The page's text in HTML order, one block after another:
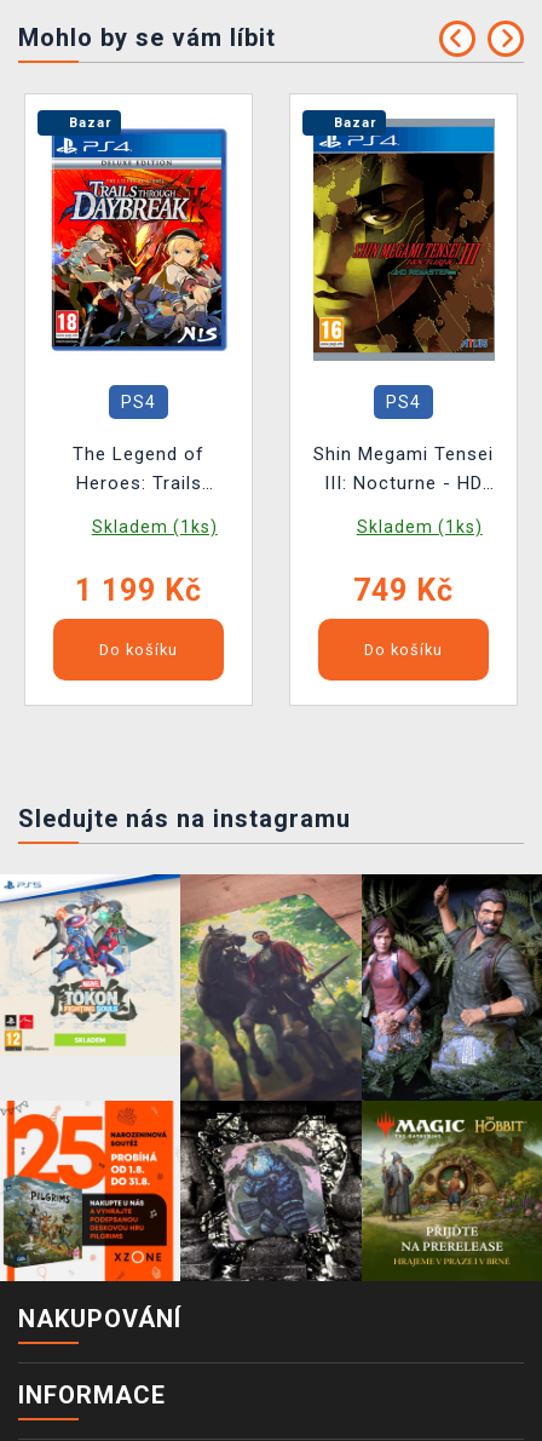
Mohlo by se vám líbit
Bazar
PS4
The Legend of
Heroes: Trails
Deluxe Edition BAZAR
Skladem (1ks)
1 199 Kč
Do košíku
Bazar
PS4
Shin Megami Tensei
III: Nocturne - HD
Skladem (1ks)
749 Kč
Do košíku
Sledujte nás na instagramu
NAKUPOVÁNÍ
INFORMACE